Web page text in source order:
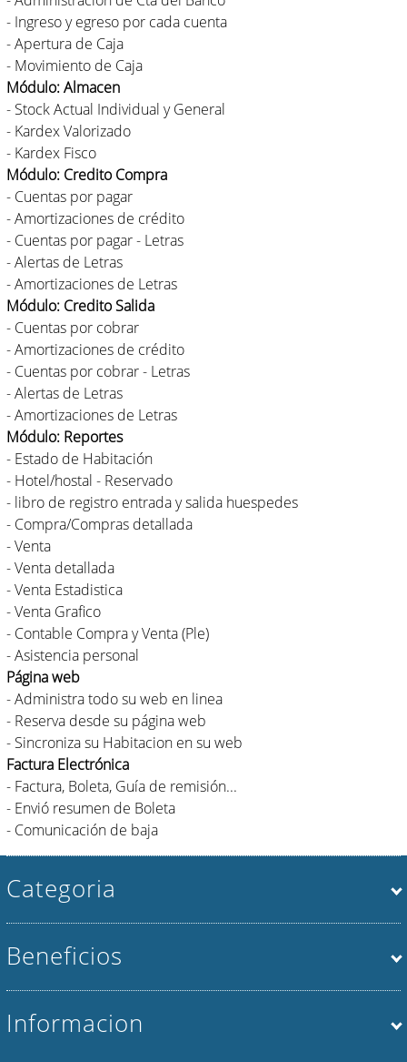
- Ingreso y egreso por cada cuenta
- Apertura de Caja
- Movimiento de Caja
Módulo: Almacen
- Stock Actual Individual y General
- Kardex Valorizado
- Kardex Fisco
Módulo: Credito Compra
- Cuentas por pagar
- Amortizaciones de crédito
- Cuentas por pagar - Letras
- Alertas de Letras
- Amortizaciones de Letras
Módulo: Credito Salida
- Cuentas por cobrar
- Amortizaciones de crédito
- Cuentas por cobrar - Letras
- Alertas de Letras
- Amortizaciones de Letras
Módulo: Reportes
- Estado de Habitación
- Hotel/hostal - Reservado
- libro de registro entrada y salida huespedes
- Compra/Compras detallada
- Venta
- Venta detallada
- Venta Estadistica
- Venta Grafico
- Contable Compra y Venta (Ple)
- Asistencia personal
Página web
- Administra todo su web en linea
- Reserva desde su página web
- Sincroniza su Habitacion en su web
Factura Electrónica
- Factura, Boleta, Guía de remisión...
- Envió resumen de Boleta
- Comunicación de baja
Categoria
Beneficios
Informacion